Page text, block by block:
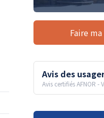
Faire
Avis des
Avis certifiés AFNOR -